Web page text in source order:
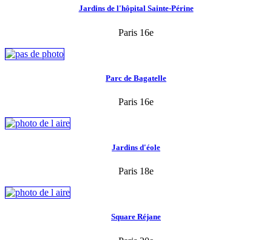
Jardins de l'hôpital Sainte-Périne
Paris 16e
Parc de Bagatelle
Paris 16e
Jardins d'éole
Paris 18e
Square Réjane